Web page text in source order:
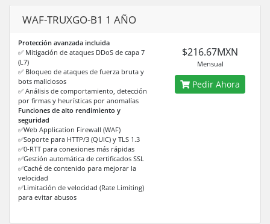
WAF-TRUXGO-B1 1 AÑO
Protección avanzada incluida
✅ Mitigación de ataques DDoS de capa 7
(L7)
✅ Bloqueo de ataques de fuerza bruta y
bots maliciosos
✅ Análisis de comportamiento, detección
por firmas y heurísticas por anomalías
Funciones de alto rendimiento y
seguridad
✅Web Application Firewall (WAF)
✅Soporte para HTTP/3 (QUIC) y TLS 1.3
✅0-RTT para conexiones más rápidas
✅Gestión automática de certificados SSL
✅Caché de contenido para mejorar la
velocidad
✅Limitación de velocidad (Rate Limiting)
para evitar abusos
$216.67MXN
Mensual
Pedir Ahora